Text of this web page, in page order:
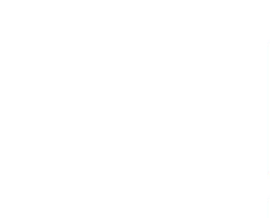
Projeto “Ver Melhor o
entrega gratuita de 172
crianças dos bairros de